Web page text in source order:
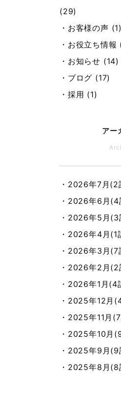
(29)
・お客様の声 (1)
・お役立ち情
・お知らせ (14)
・ブログ (17)
・採用 (1)
アー
・2026年7月(2
・2026年6月(4
・2026年5月(3
・2026年4月(1
・2026年3月(7
・2026年2月(2
・2026年1月(4
・2025年12月
・2025年11月
・2025年10月
・2025年9月(9
・2025年8月(8